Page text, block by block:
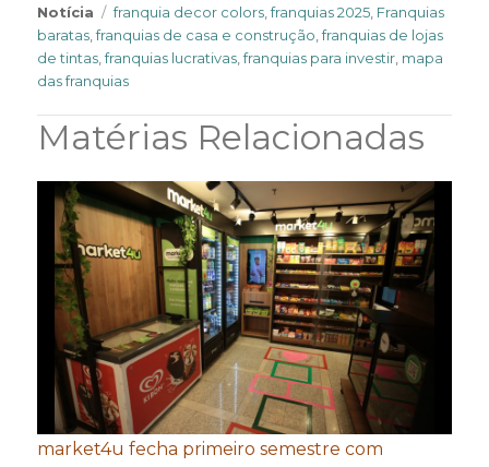
Notícia
Tags
franquia decor colors ,franquias 2025 Franquias
baratas ,franquias de casa e construção ,franquias de lojas
de tintas ,franquias lucrativas ,franquias para investir mapa
das franquias
Matérias Relacionadas
market4u fecha primeiro semestre com